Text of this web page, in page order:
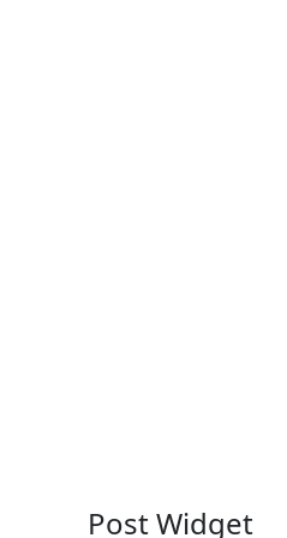
Post Widget